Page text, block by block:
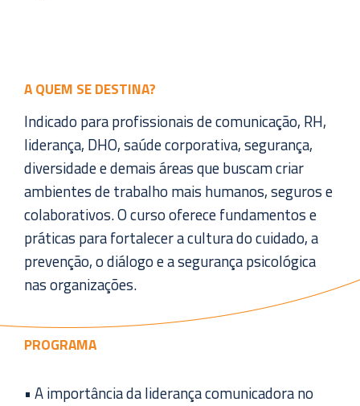
A QUEM SE DESTINA?
Indicado para profissionais de comunicação, RH,
liderança, DHO, saúde corporativa, segurança,
diversidade e demais áreas que buscam criar
ambientes de trabalho mais humanos, seguros e
colaborativos. O curso oferece fundamentos e
práticas para fortalecer a cultura do cuidado, a
prevenção, o diálogo e a segurança psicológica
nas organizações.
PROGRAMA
• A importância da liderança comunicadora no